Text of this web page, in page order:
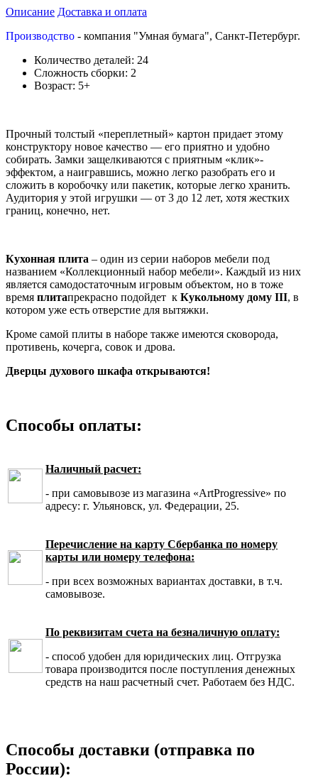
Описание Доставка и оплата
Производство - компания "Умная бумага", Санкт-Петербург.
Количество деталей: 24
Сложность сборки: 2
Возраст: 5+
Прочный толстый «переплетный» картон придает этому
конструктору новое качество — его приятно и удобно
собирать. Замки защелкиваются с приятным «клик»-
эффектом, а наигравшись, можно легко разобрать его и
сложить в коробочку или пакетик, которые легко хранить.
Аудитория у этой игрушки — от 3 до 12 лет, хотя жестких
границ, конечно, нет.
Кухонная плита – один из серии наборов мебели под
названием «Коллекционный набор мебели». Каждый из них
является самодостаточным игровым объектом, но в тоже
время плитапрекрасно подойдет к Кукольному дому III, в
котором уже есть отверстие для вытяжки.
Кроме самой плиты в наборе также имеются сковорода,
противень, кочерга, совок и дрова.
Дверцы духового шкафа открываются!
Способы оплаты:
Наличный расчет:
- при самовывозе из магазина «ArtProgressive» по
адресу: г. Ульяновск, ул. Федерации, 25.
Перечисление на карту Сбербанка по номеру
карты или номеру телефона:
- при всех возможных вариантах доставки, в т.ч.
самовывозе.
По реквизитам счета на безналичную оплату:
- способ удобен для юридических лиц. Отгрузка
товара производится после поступления денежных
средств на наш расчетный счет. Работаем без НДС.
Способы доставки (отправка по
России):